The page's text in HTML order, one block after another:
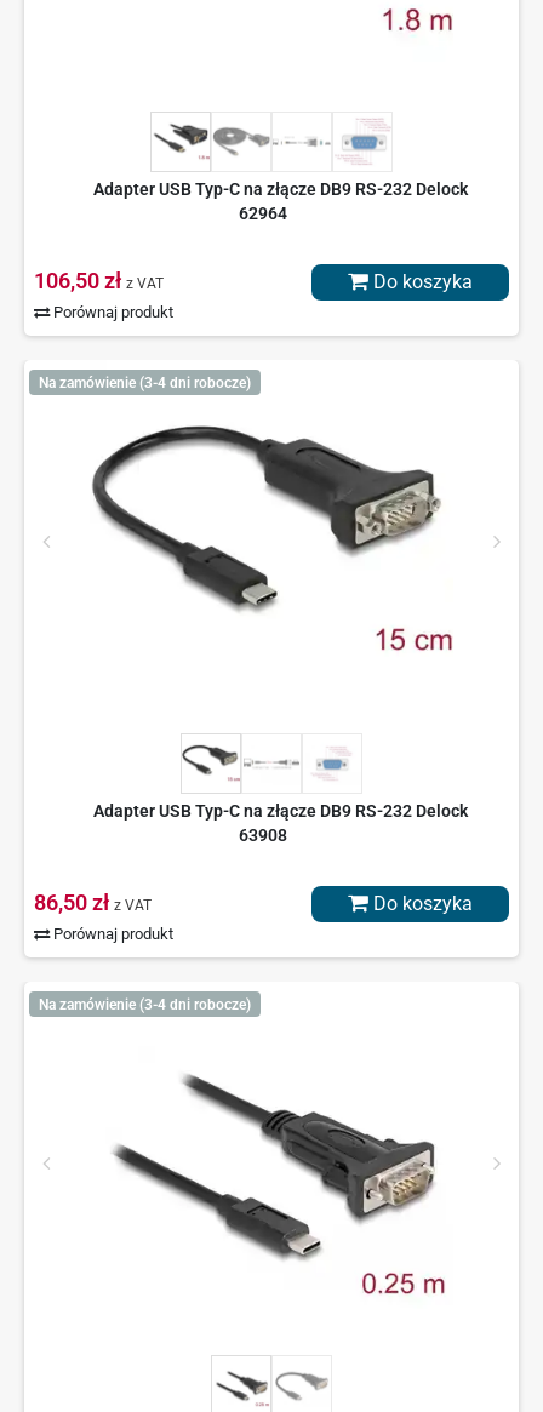
Adapter USB Typ-C na złącze DB9 RS-232 Delock
62964
106,50 zł z VAT
Porównaj produkt
Do koszyka
Na zamówienie (3-4 dni robocze)
Adapter USB Typ-C na złącze DB9 RS-232 Delock
63908
86,50 zł z VAT
Porównaj produkt
Do koszyka
Na zamówienie (3-4 dni robocze)